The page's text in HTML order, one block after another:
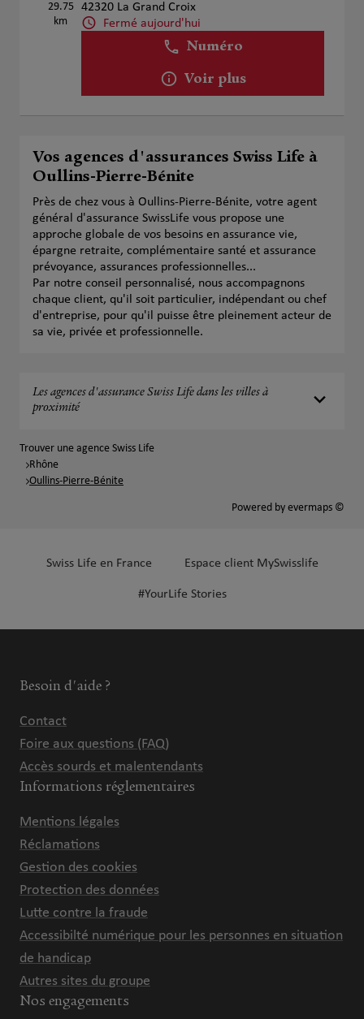
29.75
km
42320 La Grand Croix
Fermé aujourd'hui
Numéro
Voir plus
Vos agences d'assurances Swiss Life à
Oullins-Pierre-Bénite
Près de chez vous à Oullins-Pierre-Bénite, votre agent
général d'assurance SwissLife vous propose une
approche globale de vos besoins en assurance vie,
épargne retraite, complémentaire santé et assurance
prévoyance, assurances professionnelles...
Par notre conseil personnalisé, nous accompagnons
chaque client, qu'il soit particulier, indépendant ou chef
d'entreprise, pour qu'il puisse être pleinement acteur de
sa vie, privée et professionnelle.
Les agences d'assurance Swiss Life dans les villes à
proximité
Trouver une agence Swiss Life
Rhône
Oullins-Pierre-Bénite
Powered by evermaps ©
Swiss Life en France Espace client MySwisslife
#YourLife Stories
Besoin d'aide ?
Contact
Foire aux questions (FAQ)
Accès sourds et malentendants
Informations réglementaires
Mentions légales
Réclamations
Gestion des cookies
Protection des données
Lutte contre la fraude
Accessibilté numérique pour les personnes en situation
de handicap
Autres sites du groupe
Nos engagements